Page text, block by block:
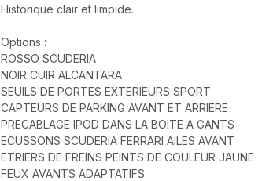
Historique clair et limpide.
Options :
ROSSO SCUDERIA
NOIR CUIR ALCANTARA
SEUILS DE PORTES EXTERIEURS SPORT
CAPTEURS DE PARKING AVANT ET ARRIERE
PRECABLAGE IPOD DANS LA BOITE A GANTS
ECUSSONS SCUDERIA FERRARI AILES AVANT
ETRIERS DE FREINS PEINTS DE COULEUR JAUNE
FEUX AVANTS ADAPTATIFS